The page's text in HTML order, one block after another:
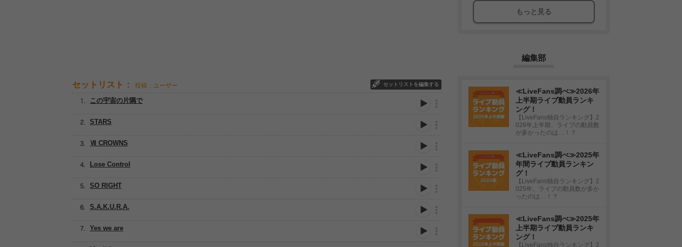
セットリスト： 投稿：ユーザー セットリストを編集する
Lose Control
Ⅶ CROWNS
STARS
SO RIGHT
Yes we are
S.A.K.U.R.A.
この宇宙の片隅で
もっと見る
編集部
≪LiveFans調べ≫2026年
上半期ライブ動員ランキ
ング！
【LiveFans独自ランキング】2
026年上半期、ライブの動員数
が多かったのは…！？
≪LiveFans調べ≫2025年
年間ライブ動員ランキン
グ！
【LiveFans独自ランキング】2
025年、ライブの動員数が多か
ったのは…！？
≪LiveFans調べ≫2025年
上半期ライブ動員ランキ
ング！
【LiveFans独自ランキング】2